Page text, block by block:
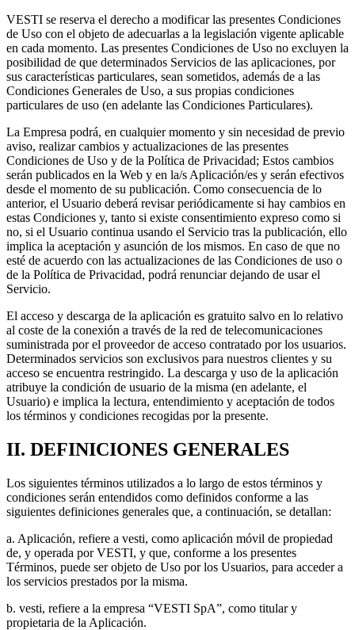
VESTI se reserva el derecho a modificar las presentes Condiciones
de Uso con el objeto de adecuarlas a la legislación vigente aplicable
en cada momento. Las presentes Condiciones de Uso no excluyen la
posibilidad de que determinados Servicios de las aplicaciones, por
sus características particulares, sean sometidos, además de a las
Condiciones Generales de Uso, a sus propias condiciones
particulares de uso (en adelante las Condiciones Particulares).
La Empresa podrá, en cualquier momento y sin necesidad de previo
aviso, realizar cambios y actualizaciones de las presentes
Condiciones de Uso y de la Política de Privacidad; Estos cambios
serán publicados en la Web y en la/s Aplicación/es y serán efectivos
desde el momento de su publicación. Como consecuencia de lo
anterior, el Usuario deberá revisar periódicamente si hay cambios en
estas Condiciones y, tanto si existe consentimiento expreso como si
no, si el Usuario continua usando el Servicio tras la publicación, ello
implica la aceptación y asunción de los mismos. En caso de que no
esté de acuerdo con las actualizaciones de las Condiciones de uso o
de la Política de Privacidad, podrá renunciar dejando de usar el
Servicio.
El acceso y descarga de la aplicación es gratuito salvo en lo relativo
al coste de la conexión a través de la red de telecomunicaciones
suministrada por el proveedor de acceso contratado por los usuarios.
Determinados servicios son exclusivos para nuestros clientes y su
acceso se encuentra restringido. La descarga y uso de la aplicación
atribuye la condición de usuario de la misma (en adelante, el
Usuario) e implica la lectura, entendimiento y aceptación de todos
los términos y condiciones recogidas por la presente.
II. DEFINICIONES GENERALES
Los siguientes términos utilizados a lo largo de estos términos y
condiciones serán entendidos como definidos conforme a las
siguientes definiciones generales que, a continuación, se detallan:
a. Aplicación, refiere a vesti, como aplicación móvil de propiedad
de, y operada por VESTI, y que, conforme a los presentes
Términos, puede ser objeto de Uso por los Usuarios, para acceder a
los servicios prestados por la misma.
b. vesti, refiere a la empresa “VESTI SpA”, como titular y
propietaria de la Aplicación.